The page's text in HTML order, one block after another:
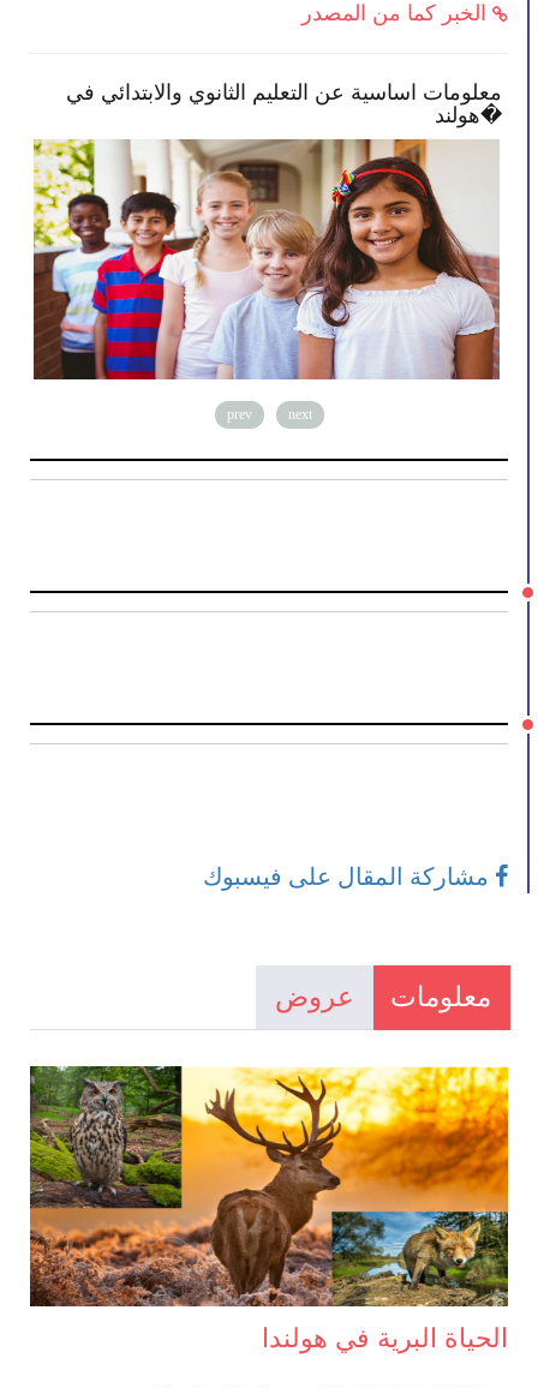
الخبر كما من المصدر
معلومات اساسية عن
بأن تصبح أكثر انخراطًا في
prev next
مشاركة المقال على فيسبوك
معلومات عروض
الحياة البرية في هولندا